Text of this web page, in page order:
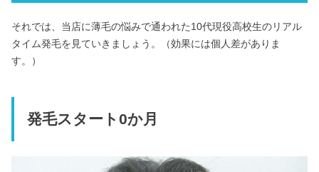
それでは、当店に薄毛の悩みで通われた10代現役高校生のリアル
タイム発毛を見ていきましょう。（効果には個人差がありま
す。）
発毛スタート0か月